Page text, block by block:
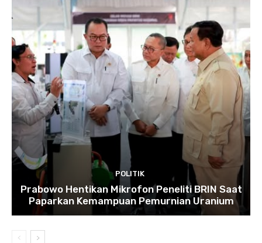
POLITIK
Prabowo Hentikan Mikrofon Peneliti BRIN Saat
Paparkan Kemampuan Pemurnian Uranium